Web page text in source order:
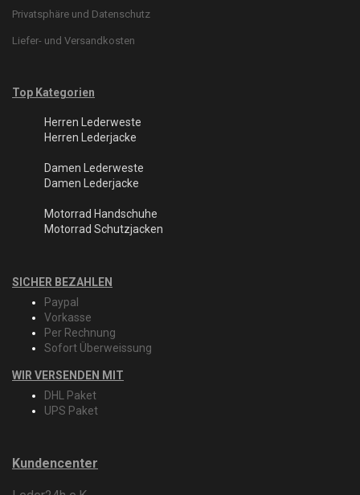
Privatsphäre und Datenschutz
Liefer- und Versandkosten
Top Kategorien
Herren Lederweste
Herren Lederjacke
Damen Lederweste
Damen Lederjacke
Motorrad Handschuhe
Motorrad Schutzjacken
SICHER BEZAHLEN
Paypal
Vorkasse
Per Rechnung
Sofort Überweissung
WIR VERSENDEN MIT
DHL Paket
UPS Paket
Kundencenter